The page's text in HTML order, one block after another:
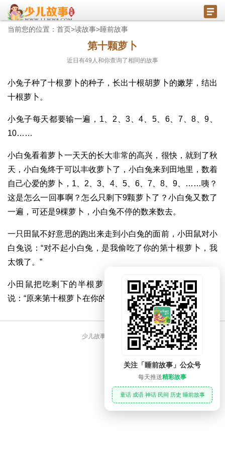
当前您的位置： 首页>读故事>睡前故事
第十颗萝卜
近日有49 人和你查询了相同的故事
小兔子种了十根萝卜的种子，长出十根胡萝卜的嫩芽，结出
十根萝卜。
小兔子每天都要输一遍，1、2、3、4、5、6、7、8、9、
10……
小白兔看着萝卜一天天的长大非常的高兴，很快，就到了秋
天，小白兔终于可以丰收萝卜了，小白兔来到田地里，数着
自己心爱的萝卜，1、2、3、4、5、6、7、8、9、……咦？
这是怎么一回事啊？怎么只剩下9颗萝卜了？小白兔又数了
一遍，可还是9棵萝卜，小白兔不停的数来数去。
一只田鼠不好意思的跑出来走到小白兔的面前，小田鼠对小
白兔说：“对不起小白兔，是我偷吃了你的第十根萝卜，我
太饿了。”
小田鼠把吃剩下的半根萝卜还给了小白兔，小白兔笑着
说：“原来第十根萝卜在你的肚子里啊！”
少儿故事大全 睡前故事
关注「睡前故事」公众号
每天推送精彩故事
童话 成语 神话 民间 历史 睡前故事